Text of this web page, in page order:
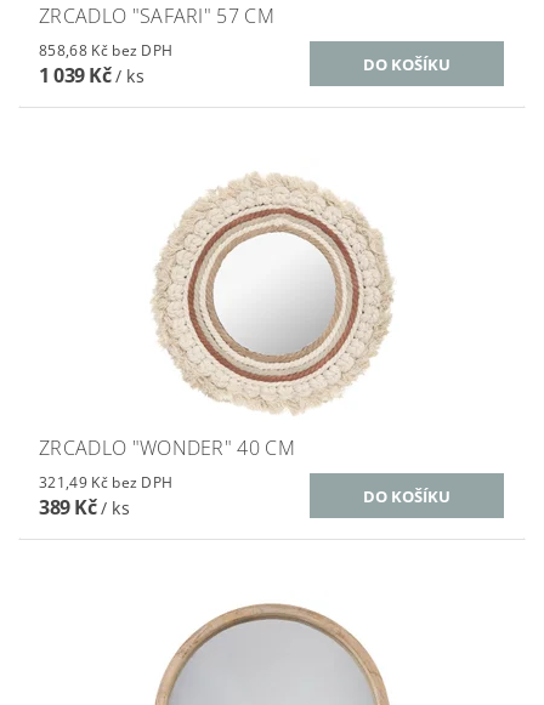
ZRCADLO "SAFARI" 57 CM
858,68 Kč bez DPH
1 039 Kč/ ks
ZRCADLO "WONDER" 40 CM
321,49 Kč bez DPH
389 Kč/ ks